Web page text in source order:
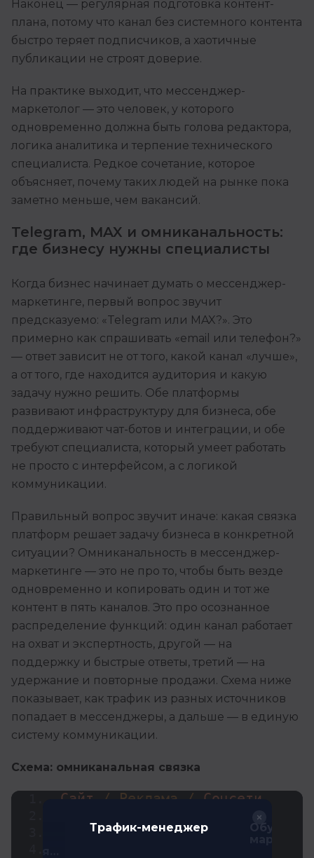
Наконец — регулярная подготовка контент-
плана, потому что канал без системного контента
быстро теряет подписчиков, а хаотичные
публикации не строят доверие.
На практике выходит, что мессенджер-
маркетолог — это человек, у которого
одновременно должна быть голова редактора,
логика аналитика и терпение технического
специалиста. Редкое сочетание, которое
объясняет, почему таких людей на рынке пока
заметно меньше, чем вакансий.
Telegram, MAX и омниканальность:
где бизнесу нужны специалисты
Когда бизнес начинает думать о мессенджер-
маркетинге, первый вопрос звучит
предсказуемо: «Telegram или MAX?». Это
примерно как спрашивать «email или телефон?»
— ответ зависит не от того, какой канал «лучше»,
а от того, где находится аудитория и какую
задачу нужно решить. Обе платформы
развивают инфраструктуру для бизнеса, обе
поддерживают чат-ботов и интеграции, и обе
требуют специалиста, который умеет работать
не просто с интерфейсом, а с логикой
коммуникации.
Правильный вопрос звучит иначе: какая связка
платформ решает задачу бизнеса в конкретной
ситуации? Омниканальность в мессенджер-
маркетинге — это не про то, чтобы быть везде
одновременно и копировать один и тот же
контент в пять каналов. Это про осознанное
распределение функций: один канал работает
на охват и экспертность, другой — на
поддержку и быстрые ответы, третий — на
удержание и повторные продажи. Схема ниже
показывает, как трафик из разных источников
попадает в мессенджеры, а дальше — в единую
систему коммуникации.
Схема: омниканальная связка
Сайт / Реклама / Соцсети
Трафик-менеджер